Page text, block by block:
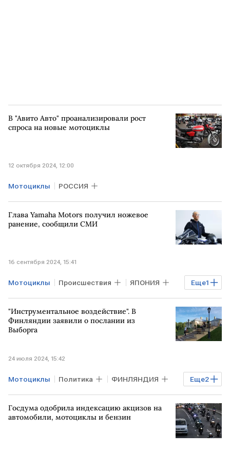
В "Авито Авто" проанализировали рост
спроса на новые мотоциклы
12 октября 2024, 12:00
Мотоциклы РОССИЯ
Глава Yamaha Motors получил ножевое
ранение, сообщили СМИ
16 сентября 2024, 15:41
Еще1
Мотоциклы Происшествия ЯПОНИЯ
нападение
"Инструментальное воздействие". В
Финляндии заявили о послании из
Выборга
24 июля 2024, 15:42
Еще2
Мотоциклы Политика ФИНЛЯНДИЯ
РОССИЯ Выборг
Госдума одобрила индексацию акцизов на
автомобили, мотоциклы и бензин